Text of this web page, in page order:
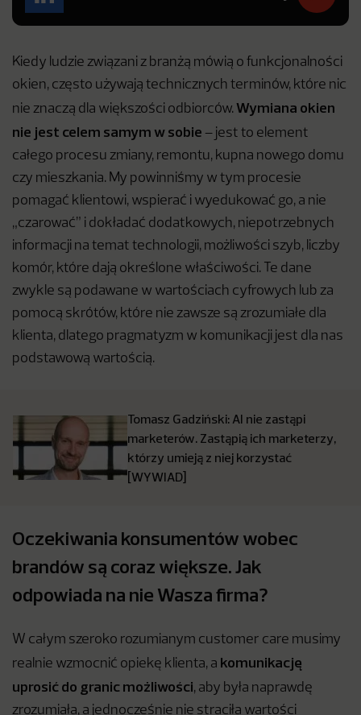
Kiedy ludzie związani z branżą mówią o funkcjonalności
okien, często używają technicznych terminów, które nic
nie znaczą dla większości odbiorców. Wymiana okien
nie jest celem samym w sobie – jest to element
całego procesu zmiany, remontu, kupna nowego domu
czy mieszkania. My powinniśmy w tym procesie
pomagać klientowi, wspierać i wyedukować go, a nie
„czarować” i dokładać dodatkowych, niepotrzebnych
informacji na temat technologii, możliwości szyb, liczby
komór, które dają określone właściwości. Te dane
zwykle są podawane w wartościach cyfrowych lub za
pomocą skrótów, które nie zawsze są zrozumiałe dla
klienta, dlatego pragmatyzm w komunikacji jest dla nas
podstawową wartością.
Tomasz Gadziński: AI nie zastąpi
marketerów. Zastąpią ich marketerzy,
którzy umieją z niej korzystać
[WYWIAD]
Oczekiwania konsumentów wobec
brandów są coraz większe. Jak
odpowiada na nie Wasza firma?
W całym szeroko rozumianym customer care musimy
realnie wzmocnić opiekę klienta, a komunikację
uprosić do granic możliwości, aby była naprawdę
zrozumiała, a jednocześnie nie straciła wartości